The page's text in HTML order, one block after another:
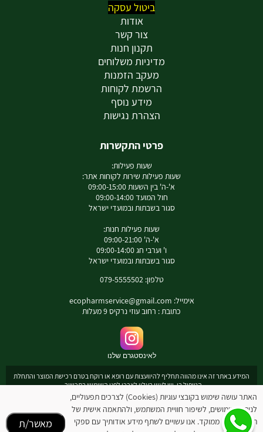
ביטול עסקה
אודות
צור קשר
תקנון חנות
מדיניות משלוחים
מעקב הזמנות
הרשמת לקוחות
מידע נוסף
הצהרת נגישות
פרטי התקשרות
שעות פעילות:
שעות פעילות שירות לקוחות אתר:
א'-ה' בין השעות 09:00-15:00
חול המועד 09:00-14:00
סגור בשבתות ובמועדי ישראל
שעות פעילות חנות:
א'-ה' 09:00-21:00
ו' וערבי חג 09:00-14:00
סגור בשבתות ובמועדי ישראל
טלפון: 079-5555502
אימייל: ecopharmservice@gmail.com
כתובת : רחוב עוזי נרקיס 9 מעלות
לאינסטגרם שלנו
המידע באתר זה אינו מהווה תחליף להיוועצות עם רופא או רוקח בטרם רכישת המוצר והתחלת
הטיפול בו. יש לעיין בעלון לצרכן לפני השימוש בתכשיר .
מומלץ להיוועץ עם רוקח בכל הנוגע למטרות ואופן השימוש , תופעות לוואי ואינטראקציה עם
תכשירים אחרים.
המחירים בתוקף לרכישה באתר בלבד - להתייעצות עם רוקח: 0795555502
ובנוסף כתובת דואר אלקטרוני
ecopharmservice@gmail.com
האתר עושה שימוש בקובצי עוגיות (Cookies) לצרכים תפעוליים,
לניתוח שימושים, לשיפור חוויית המשתמש, ולהתאמה אישית של
תוכן ופרסום ממוקד. אנו עשויים לשתף מידע אודותיך עם ספקי
מאשר/ת